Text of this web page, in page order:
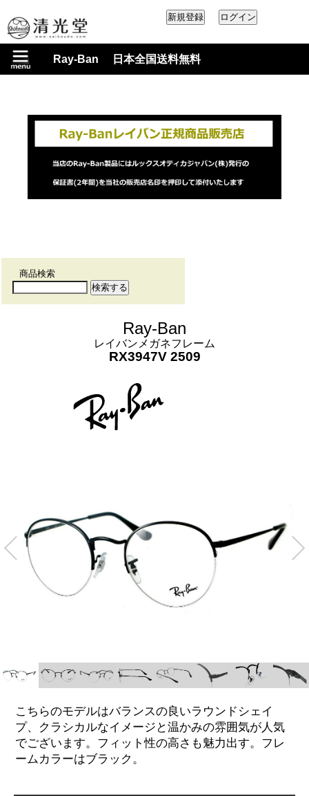
Ray-Ban 日本全国送料無料
商品検索
Ray-Ban
レイバンメガネフレーム
RX3947V 2509
こちらのモデルはバランスの良いラウンドシェイ
プ、クラシカルなイメージと温かみの雰囲気が人気
でございます。フィット性の高さも魅力出す。フレ
ームカラーはブラック。